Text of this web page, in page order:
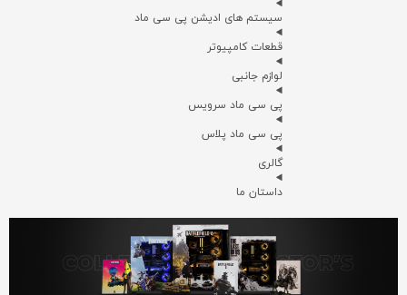
سیستم های ادیشن پی سی ماد
قطعات کامپیوتر
لوازم جانبی
پی سی ماد سرویس
پی سی ماد پلاس
گالری
داستان ما